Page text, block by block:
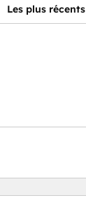
Les plus récents